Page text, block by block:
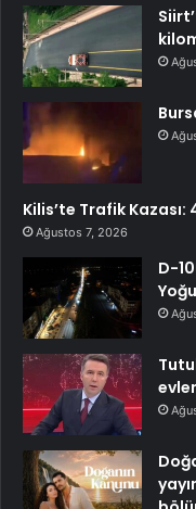
Kilis’te Trafik Kazası:
Ağustos 7, 2026
D-